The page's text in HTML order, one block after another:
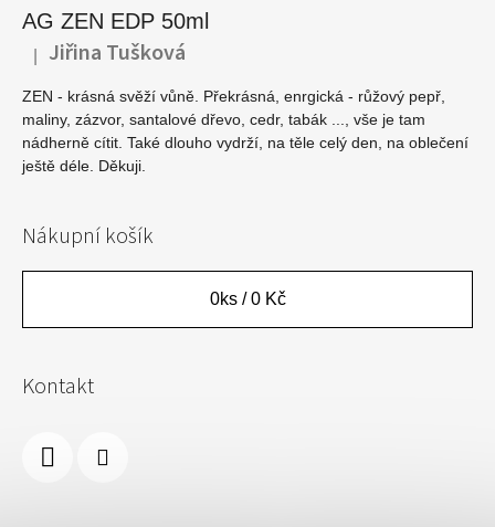
AG ZEN EDP 50ml
Hodnocení produktu je 5 z 5 hvězdiček.
Jiřina Tušková
ZEN - krásná svěží vůně. Překrásná, enrgická - růžový pepř,
maliny, zázvor, santalové dřevo, cedr, tabák ..., vše je tam
nádherně cítit. Také dlouho vydrží, na těle celý den, na oblečení
ještě déle. Děkuji.
Nákupní košík
0ks /0 Kč
Kontakt